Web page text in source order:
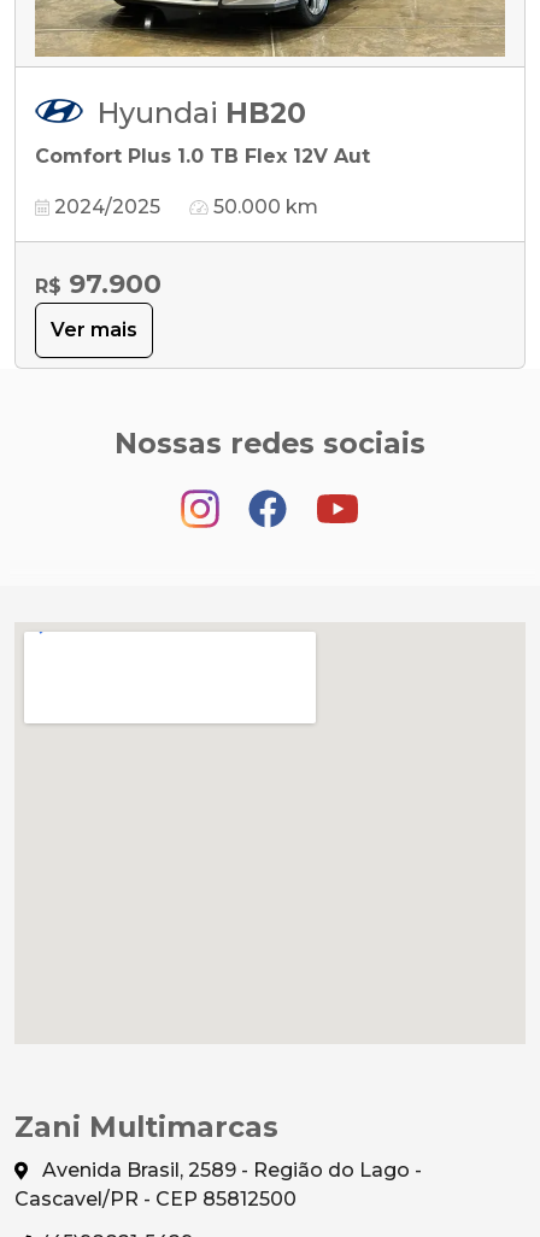
Hyundai HB20
Comfort Plus 1.0 TB Flex 12V Aut
2024/2025 50.000 km
R$ 97.900
Ver mais
Nossas redes sociais
Zani Multimarcas
Avenida Brasil, 2589 - Região do Lago -
Cascavel/PR - CEP 85812500